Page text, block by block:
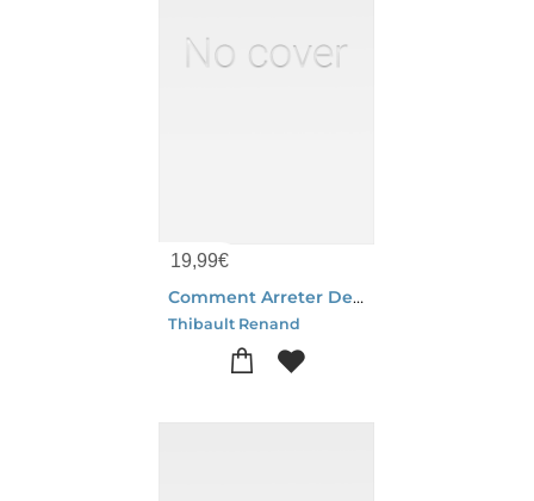
19,99€
Comment Arreter De Trop Penser Grace Aux Therapies Breves
Thibault Renand